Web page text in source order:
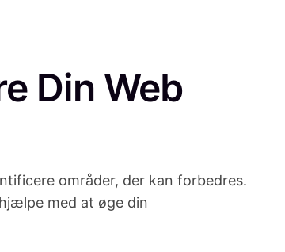
Din Web
områder, der kan forbedres.
med at øge din